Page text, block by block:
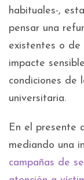
habituales-,
pensar una
existentes o de
impacte
condiciones de
universitaria.
En el presente
mediando una
campañas de